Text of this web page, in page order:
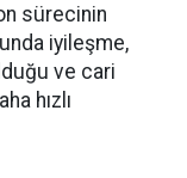
sürecinin
iyileşme,
ve cari
hızlı